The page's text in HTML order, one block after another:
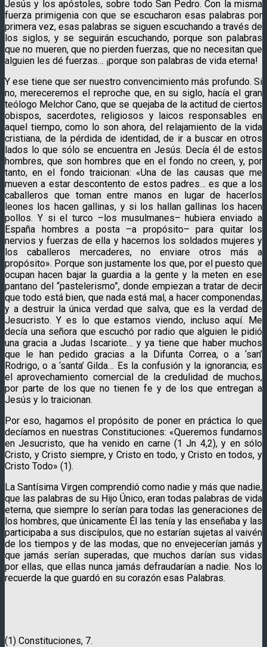
Jesús y los apóstoles, sobre todo San Pedro. Con la misma
fuerza primigenia con que se escucharon esas palabras por
primera vez, esas palabras se siguen escuchando a través de
los siglos, y se seguirán escuchando, porque son palabras
que no mueren, que no pierden fuerzas, que no necesitan que
alguien les dé fuerzas… ¡porque son palabras de vida eterna!
Y ese tiene que ser nuestro convencimiento más profundo. Si
no, mereceremos el reproche que, en su siglo, hacía el gran
teólogo Melchor Cano, que se quejaba de la actitud de ciertos
obispos, sacerdotes, religiosos y laicos responsables en
aquel tiempo, como lo son ahora, del relajamiento de la vida
cristiana, de la pérdida de identidad, de ir a buscar en otros
lados lo que sólo se encuentra en Jesús. Decía él de estos
hombres, que son hombres que en el fondo no creen, y, por
tanto, en el fondo traicionan: «Una de las causas que me
mueven a estar descontento de estos padres… es que a los
caballeros que toman entre manos en lugar de hacerlos
leones los hacen gallinas, y si los hallan gallinas los hacen
pollos. Y si el turco –los musulmanes– hubiera enviado a
España hombres a posta –a propósito– para quitar los
nervios y fuerzas de ella y hacernos los soldados mujeres y
los caballeros mercaderes, no enviare otros más a
propósito». Porque son justamente los que, por el puesto que
ocupan hacen bajar la guardia a la gente y la meten en ese
pantano del “pastelerismo”, donde empiezan a tratar de decir
que todo está bien, que nada está mal, a hacer componendas,
y a destruir la única verdad que salva, que es la verdad de
Jesucristo. Y es lo que estamos viendo, incluso aquí. Me
decía una señora que escuchó por radio que alguien le pidió
una gracia a Judas Iscariote… y ya tiene que haber muchos
que le han pedido gracias a la Difunta Correa, o a ‘san’
Rodrigo, o a ‘santa’ Gilda… Es la confusión y la ignorancia; es
el aprovechamiento comercial de la credulidad de muchos,
por parte de los que no tienen fe y de los que entregan a
Jesús y lo traicionan.
Por eso, hagamos el propósito de poner en práctica lo que
decíamos en nuestras Constituciones: «Queremos fundarnos
en Jesucristo, que ha venido en carne (1 Jn 4,2), y en sólo
Cristo, y Cristo siempre, y Cristo en todo, y Cristo en todos, y
Cristo Todo» (1).
La Santísima Virgen comprendió como nadie y más que nadie,
que las palabras de su Hijo Único, eran todas palabras de vida
eterna, que siempre lo serían para todas las generaciones de
los hombres, que únicamente Él las tenía y las enseñaba y las
participaba a sus discípulos, que no estarían sujetas al vaivén
de los tiempos y de las modas, que no envejecerían jamás y
que jamás serían superadas, que muchos darían sus vidas
por ellas, que ellas nunca jamás defraudarían a nadie. Nos lo
recuerde la que guardó en su corazón esas Palabras.
(1) Constituciones, 7.